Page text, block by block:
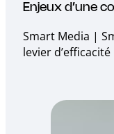
Enjeux d’une
Smart Media |
levier